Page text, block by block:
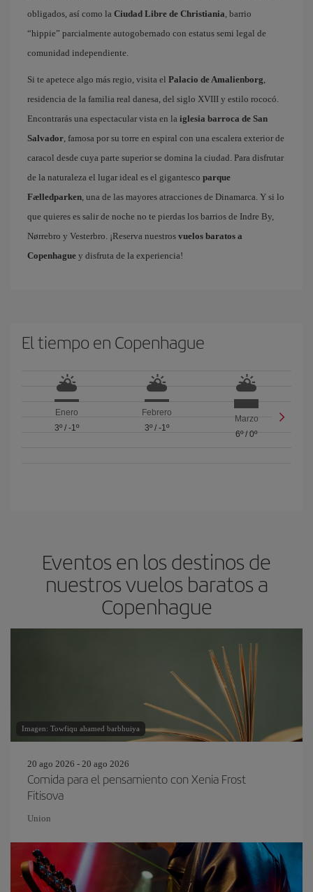
obligados, así como la Ciudad Libre de Christiania, barrio
“hippie” parcialmente autogobernado con estatus semi legal de
comunidad independiente.
Si te apetece algo más regio, visita el Palacio de Amalienborg,
residencia de la familia real danesa, del siglo XVIII y estilo rococó.
Encontrarás una espectacular vista en la iglesia barroca de San
Salvador, famosa por su torre en espiral con una escalera exterior de
caracol desde cuya parte superior se domina la ciudad. Para disfrutar
de la naturaleza el lugar ideal es el gigantesco parque
Fælledparken, una de las mayores atracciones de Dinamarca. Y si lo
que quieres es salir de noche no te pierdas los barrios de Indre By,
Nørrebro y Vesterbro. ¡Reserva nuestros vuelos baratos a
Copenhague y disfruta de la experiencia!
El tiempo en Copenhague
Enero
3º/ -1º
Febrero
3º/ -1º
Marzo
6º/0º
Eventos en los destinos de
nuestros vuelos baratos a
Copenhague
Imagen: Towfiqu ahamed barbhuiya
20 ago 2026 - 20 ago 2026
Comida para el pensamiento con Xenia Frost
Fitisova
Union